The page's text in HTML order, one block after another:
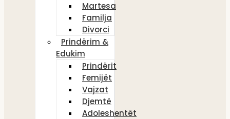
Martesa
Familja
Divorci
Prindërim &
Edukim
Prindërit
Femijët
Vajzat
Djemtë
Adoleshentët